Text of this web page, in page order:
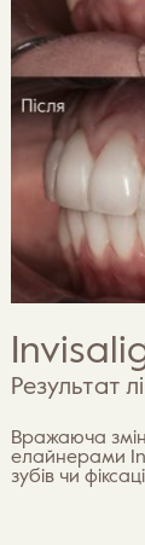
Результат
Вражаюча
елайнерами
зубів чи